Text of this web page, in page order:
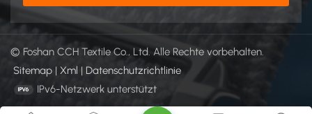
© Foshan CCH Textile Co., Ltd. Alle Rechte vorbehalten.
Sitemap | Xml | Datenschutzrichtlinie
IPv6-Netzwerk unterstützt